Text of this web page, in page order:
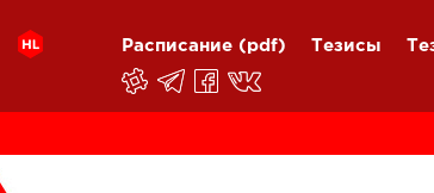
Расписание (pdf) Тезисы